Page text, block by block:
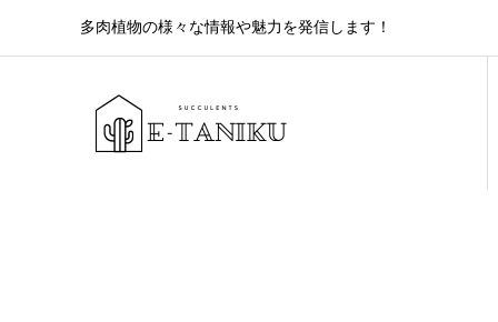
多肉植物の様々な情報や魅力を発信します！